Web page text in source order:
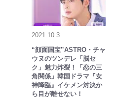
2021.10.3
“顔面国宝”ASTRO・チャ
ウヌのツンデレ「脳セ
ク」魅力炸裂！「恋の三
角関係」韓国ドラマ『女
神降臨』イケメン対決か
ら目が離せない！